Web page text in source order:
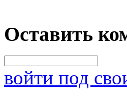
Оставить
войти под